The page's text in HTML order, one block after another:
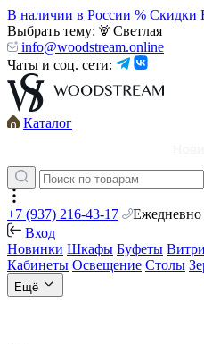
В наличии в России % Скидки
Выбрать тему:
Светлая
info@woodstream.online
Чаты и соц. сети:
Каталог
+7 (937) 216-43-17
Ежедневно
Вход
Новинки Шкафы Буфеты
Кабинеты Освещение Столы
Ещё